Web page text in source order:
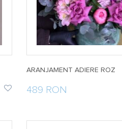
ARANJAMENT ADIERE ROZ
489 RON